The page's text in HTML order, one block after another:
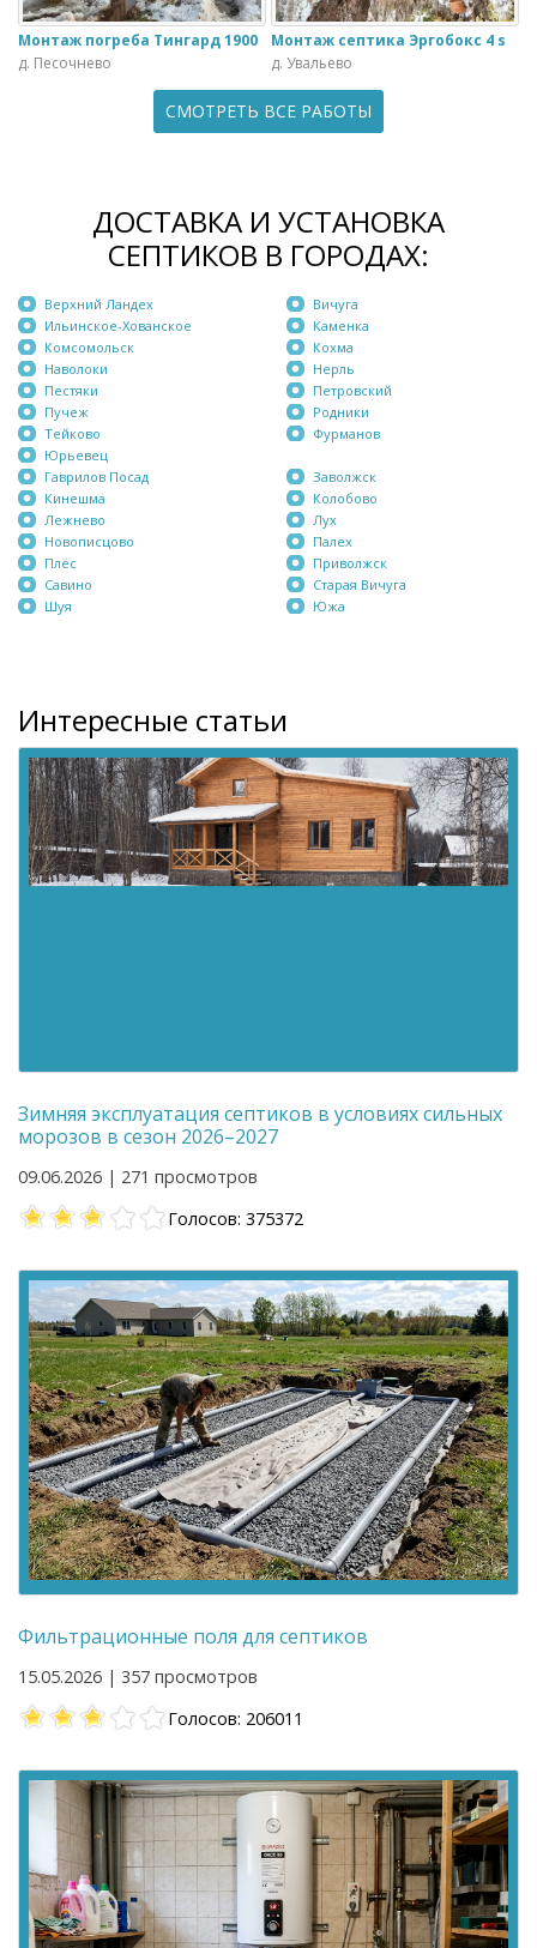
Монтаж погреба Тингард 1900
д. Песочнево
Монтаж септика Эргобокс 4 s
д. Увальево
СМОТРЕТЬ ВСЕ РАБОТЫ
ДОСТАВКА И УСТАНОВКА
СЕПТИКОВ В ГОРОДАХ:
Верхний Ландех
Ильинское-Хованское
Комсомольск
Наволоки
Пестяки
Пучеж
Тейково
Юрьевец
Вичуга
Каменка
Кохма
Нерль
Петровский
Родники
Фурманов
Гаврилов Посад
Кинешма
Лежнево
Новописцово
Плёс
Савино
Шуя
Заволжск
Колобово
Лух
Палех
Приволжск
Старая Вичуга
Южа
Интересные статьи
Зимняя эксплуатация септиков в условиях сильных
морозов в сезон 2026–2027
09.06.2026 | 271 просмотров
Голосов: 375372
Фильтрационные поля для септиков
15.05.2026 | 357 просмотров
Голосов: 206011